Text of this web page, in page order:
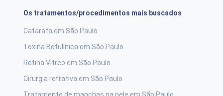
Os tratamentos/procedimentos mais buscados
Catarata em São Paulo
Toxina Botulínica em São Paulo
Retina Vitreo em São Paulo
Cirurgia refrativa em São Paulo